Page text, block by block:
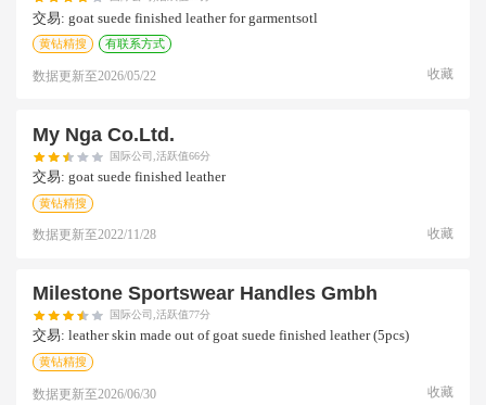
交易: goat suede finished leather for garmentsotl
黄钻精搜 有联系方式
数据更新至2026/05/22 收藏
My Nga Co.ltd.
国际公司,活跃值66分
交易: goat suede finished leather
黄钻精搜
数据更新至2022/11/28 收藏
Milestone Sportswear Handles Gmbh
国际公司,活跃值77分
交易: leather skin made out of goat suede finished leather (5pcs)
黄钻精搜
数据更新至2026/06/30 收藏